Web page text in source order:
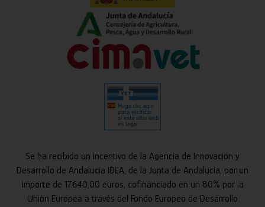
Se ha recibido un incentivo de la Agencia de Innovación y
Desarrollo de Andalucía IDEA, de la Junta de Andalucía, por un
importe de 17.640,00 euros, cofinanciado en un 80% por la
Unión Europea a través del Fondo Europeo de Desarrollo